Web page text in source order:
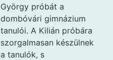
György próbát a
dombóvári gimnázium
tanulói. A Kilián próbára
szorgalmasan készülnek
a tanulók, s